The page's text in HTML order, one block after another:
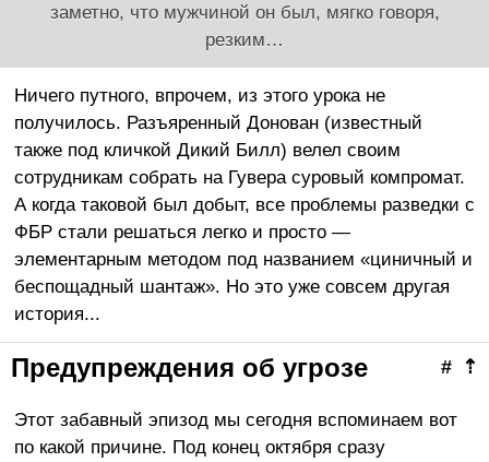
заметно, что мужчиной он был, мягко говоря,
резким…
Ничего путного, впрочем, из этого урока не
получилось. Разъяренный Донован (известный
также под кличкой Дикий Билл) велел своим
сотрудникам собрать на Гувера суровый компромат.
А когда таковой был добыт, все проблемы разведки с
ФБР стали решаться легко и просто —
элементарным методом под названием «циничный и
беспощадный шантаж». Но это уже совсем другая
история...
⇡
#
Предупреждения об угрозе
Этот забавный эпизод мы сегодня вспоминаем вот
по какой причине. Под конец октября сразу